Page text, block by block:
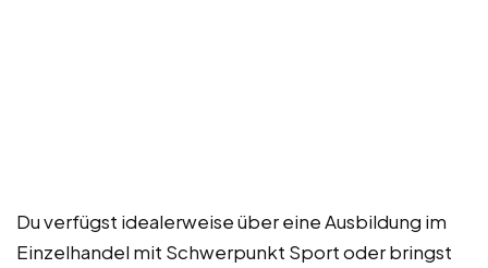
Du verfügst idealerweise über eine Ausbildung im
Einzelhandel mit Schwerpunkt Sport oder bringst